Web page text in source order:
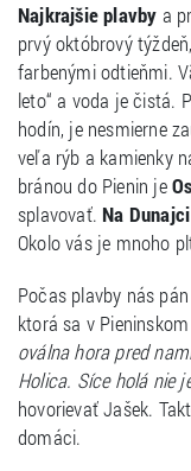
Najkrajšie plavby a
prvý októbrový
farbenými odtieňmi.
leto“ a voda je čistá.
hodín, je nesmierne
veľa rýb a kamienky
bránou do Pienin je
splavovať. Na Dunajci
Okolo vás je mnoho
Počas plavby nás
ktorá sa v
oválna hora pred
Holica. Síce holá nie
hovorievať Jašek.
domáci.